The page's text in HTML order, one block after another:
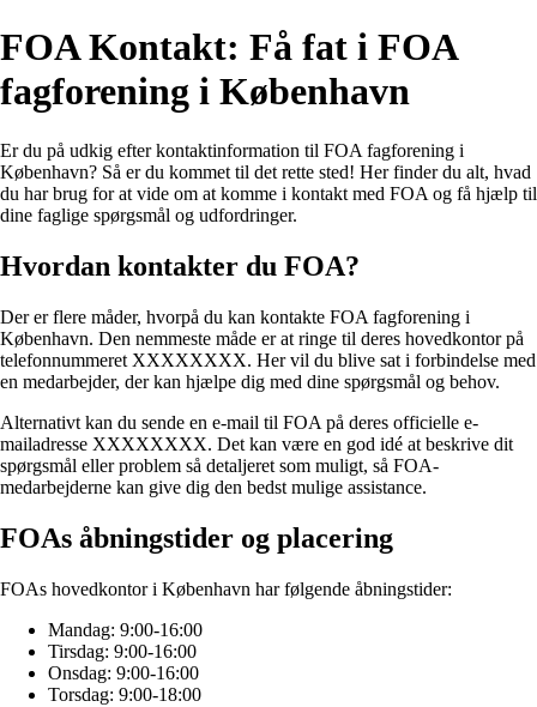
FOA Kontakt: Få fat i FOA
fagforening i København
Er du på udkig efter kontaktinformation til FOA fagforening i
København? Så er du kommet til det rette sted! Her finder du alt, hvad
du har brug for at vide om at komme i kontakt med FOA og få hjælp til
dine faglige spørgsmål og udfordringer.
Hvordan kontakter du FOA?
Der er flere måder, hvorpå du kan kontakte FOA fagforening i
København. Den nemmeste måde er at ringe til deres hovedkontor på
telefonnummeret XXXXXXXX. Her vil du blive sat i forbindelse med
en medarbejder, der kan hjælpe dig med dine spørgsmål og behov.
Alternativt kan du sende en e-mail til FOA på deres officielle e-
mailadresse XXXXXXXX. Det kan være en god idé at beskrive dit
spørgsmål eller problem så detaljeret som muligt, så FOA-
medarbejderne kan give dig den bedst mulige assistance.
FOAs åbningstider og placering
FOAs hovedkontor i København har følgende åbningstider:
Mandag: 9:00-16:00
Tirsdag: 9:00-16:00
Onsdag: 9:00-16:00
Torsdag: 9:00-18:00